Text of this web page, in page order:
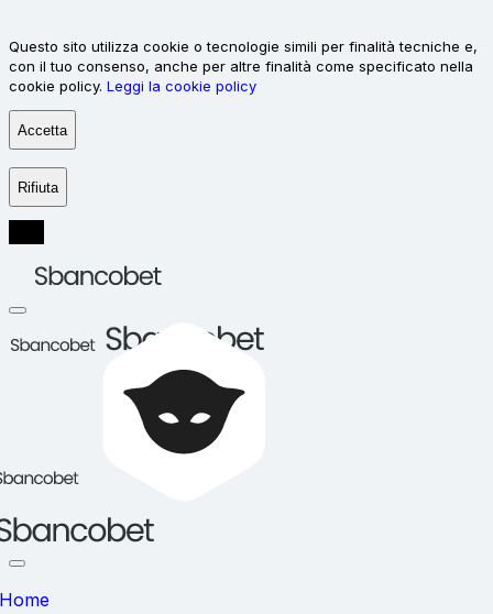
Questo sito utilizza cookie o tecnologie simili per finalità tecniche e,
con il tuo consenso, anche per altre finalità come specificato nella
cookie policy. Leggi la cookie policy
Accetta
Rifiuta
Home